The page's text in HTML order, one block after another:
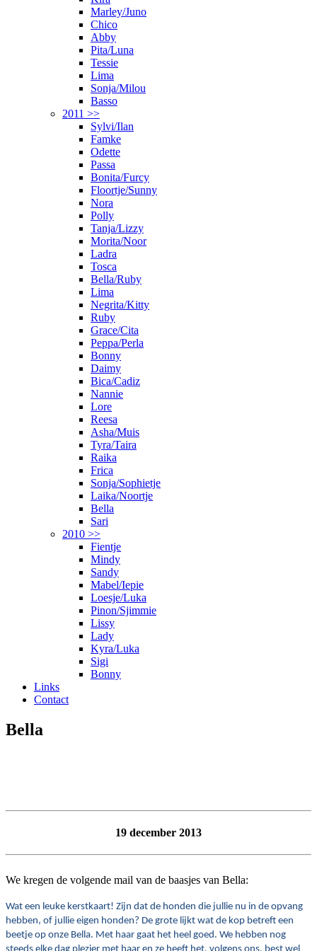
Marley/Juno
Chico
Abby
Pita/Luna
Tessie
Lima
Sonja/Milou
Basso
2011 >>
Sylvi/Ilan
Famke
Odette
Passa
Bonita/Furcy
Floortje/Sunny
Nora
Polly
Tanja/Lizzy
Morita/Noor
Ladra
Tosca
Bella/Ruby
Lima
Negrita/Kitty
Ruby
Grace/Cita
Peppa/Perla
Bonny
Daimy
Bica/Cadiz
Nannie
Lore
Reesa
Asha/Muis
Tyra/Taira
Raika
Frica
Sonja/Sophietje
Laika/Noortje
Bella
Sari
2010 >>
Fientje
Mindy
Sandy
Mabel/Iepie
Loesje/Luka
Pinon/Sjimmie
Lissy
Lady
Kyra/Luka
Sigi
Bonny
Links
Contact
Bella
19 december 2013
We kregen de volgende mail van de baasjes van Bella:
Wat een leuke kerstkaart! Zijn dat de honden die jullie nu in de opvang
hebben, of jullie eigen honden? De grote lijkt wat de kop betreft een
beetje op onze Bella. Met haar gaat het heel goed. We hebben nog